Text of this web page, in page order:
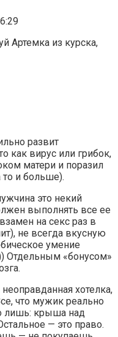
Артемка из курска,
развит
как вирус или грибок,
матери и поразил
то и больше).
это некий
выполнять все ее
на секс раз в
не всегда вкусную
умение
Отдельным «бонусом»
хотелка,
что мужик реально
лишь: крыша над
— это право.